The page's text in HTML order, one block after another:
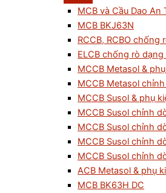
MCB và Cầu Dao An
MCB BKJ63N
RCCB, RCBO chống
ELCB chống rò
MCCB Metasol &
MCCB Metasol
MCCB Susol & phụ
MCCB Susol chỉnh
MCCB Susol chỉnh
MCCB Susol chỉnh
MCCB Susol chỉnh
ACB Metasol & phụ
MCB BK63H DC